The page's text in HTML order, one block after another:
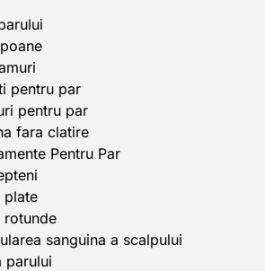
pentru par
pentru par
fara clatire
Pentru Par
plate
rotunde
sanguina a scalpului
parului